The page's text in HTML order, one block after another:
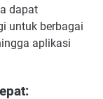
dapat
untuk berbagai
aplikasi